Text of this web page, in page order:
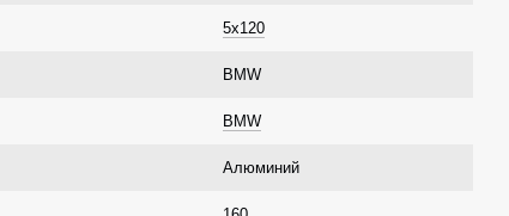
5x120
BMW
BMW
Алюминий